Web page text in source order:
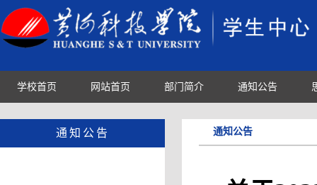
学校首页 网站首页 部门简介 通知公告
通知公告 通知公告